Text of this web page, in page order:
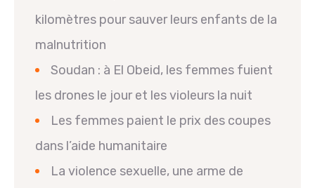
kilomètres pour sauver leurs enfants de la
malnutrition
Soudan : à El Obeid, les femmes fuient
les drones le jour et les violeurs la nuit
Les femmes paient le prix des coupes
dans l’aide humanitaire
La violence sexuelle, une arme de